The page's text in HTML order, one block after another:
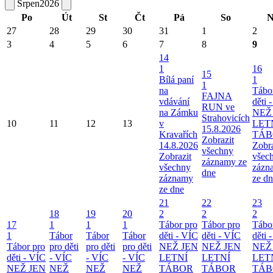
Srpen2026
Po
Út St Čt Pá So
27
28 29 30 31 1
2
3
4 5 6 7 8 9
10 11 12 13
14
1
Bílá paní
na
vdávání
na Zámku
v
Kravařích
14.8.2026
Zobrazit
všechny
záznamy
ze dne
15
1
FAJNA
RUN ve
Strahovicích
15.8.2026
Zobrazit
všechny
záznamy ze
dne
16
1
děti
NEŽ
ze
17
1
Tábor pro
děti - VÍC
NEŽ JEN
18
1
Tábor
pro děti
- VÍC
NEŽ
19
1
Tábor
pro děti
- VÍC
NEŽ
20
1
Tábor
pro děti
- VÍC
NEŽ
21
2
Tábor pro
děti - VÍC
NEŽ JEN
LETNÍ
TÁBOR
22
2
Tábor pro
děti - VÍC
NEŽ JEN
LETNÍ
TÁBOR
23
2
děti
NEŽ